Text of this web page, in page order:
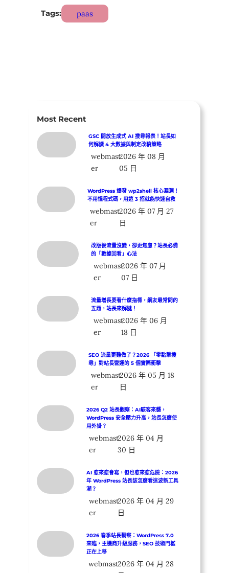
Tags: paas
Most Recent
GSC 開放生成式 AI 搜尋報表！站長如
何解讀 4 大數據與制定改稿策略
webmast
er
2026 年 08 月
05 日
WordPress 爆發 wp2shell 核心漏洞！
不用懂程式碼，用這 3 招就能快速自救
webmast
er
2026 年 07 月 27
日
改版後流量沒變，卻更焦慮？站長必備
的「數據回看」心法
webmast
er
2026 年 07 月
07 日
流量增長要看什麼指標，網友最常問的
五題，站長來解謎！
webmast
er
2026 年 06 月
18 日
SEO 流量更難做了？2026 「零點擊搜
尋」對站長營運的 5 個實際衝擊
webmast
er
2026 年 05 月 18
日
2026 Q2 站長觀察：AI駭客來襲，
WordPress 安全壓力升高，站長怎麼使
用外掛？
webmast
er
2026 年 04 月
30 日
AI 愈來愈會寫，但也愈來愈危險：2026
年 WordPress 站長該怎麼看這波新工具
潮？
webmast
er
2026 年 04 月 29
日
2026 春季站長觀察：WordPress 7.0
來臨，主機商升級服務，SEO 技術門檻
正在上移
webmast2026 年 04 月 28